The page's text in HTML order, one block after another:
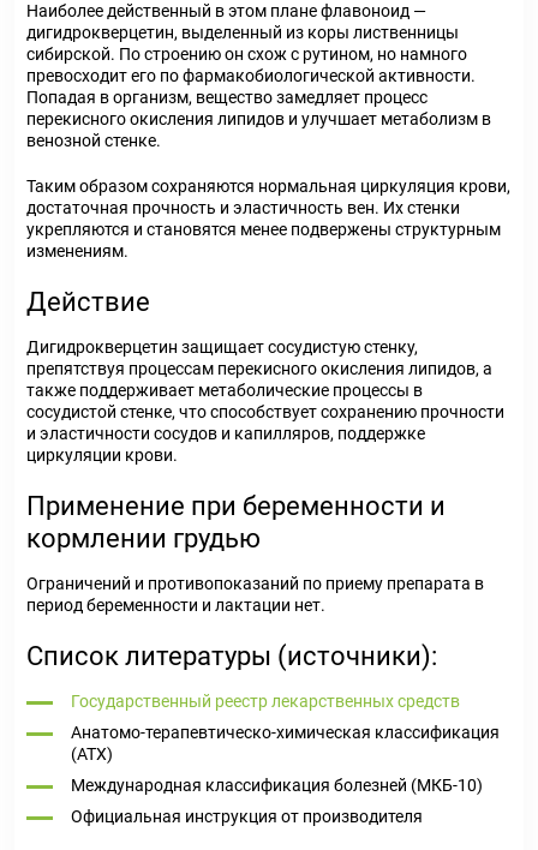
Наиболее действенный в этом плане флавоноид —
дигидрокверцетин, выделенный из коры лиственницы
сибирской. По строению он схож с рутином, но намного
превосходит его по фармакобиологической активности.
Попадая в организм, вещество замедляет процесс
перекисного окисления липидов и улучшает метаболизм в
венозной стенке.
Таким образом сохраняются нормальная циркуляция крови,
достаточная прочность и эластичность вен. Их стенки
укрепляются и становятся менее подвержены структурным
изменениям.
Действие
Дигидрокверцетин защищает сосудистую стенку,
препятствуя процессам перекисного окисления липидов, а
также поддерживает метаболические процессы в
сосудистой стенке, что способствует сохранению прочности
и эластичности сосудов и капилляров, поддержке
циркуляции крови.
Применение при беременности и
кормлении грудью
Ограничений и противопоказаний по приему препарата в
период беременности и лактации нет.
Список литературы (источники):
Государственный реестр лекарственных средств
Анатомо-терапевтическо-химическая классификация
(ATX)
Международная классификация болезней (МКБ-10)
Официальная инструкция от производителя